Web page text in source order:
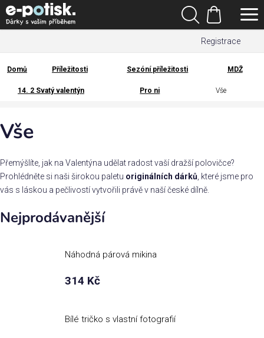
Přejít
na
obsah
Registrace
Hledat
Nákupní
košík
Kategorie
Dárek
pro
Rodina
/
Domů
Domů Příležitosti Sezóní příležitosti MDŽ
14. 2 Svatý valentýn Pro ni Vše
Vše
Přemýšlíte, jak na Valentýna udělat radost vaší dražší polovičce?
Prohlédněte si naši širokou paletu originálních dárků , které jsme pro
vás s láskou a pečlivostí vytvořili právě v naší české dílně.
Nejprodávanější
Náhodná párová mikina
314 Kč
Bílé tričko s vlastní fotografií